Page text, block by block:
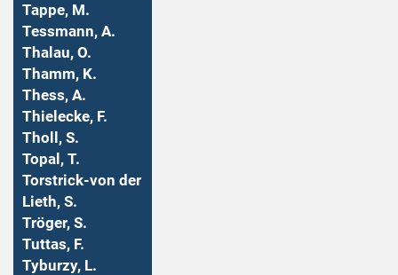
Tappe, M.
Tessmann, A.
Thalau, O.
Thamm, K.
Thess, A.
Thielecke, F.
Tholl, S.
Topal, T.
Torstrick-von der
Lieth, S.
Tröger, S.
Tuttas, F.
Tyburzy, L.